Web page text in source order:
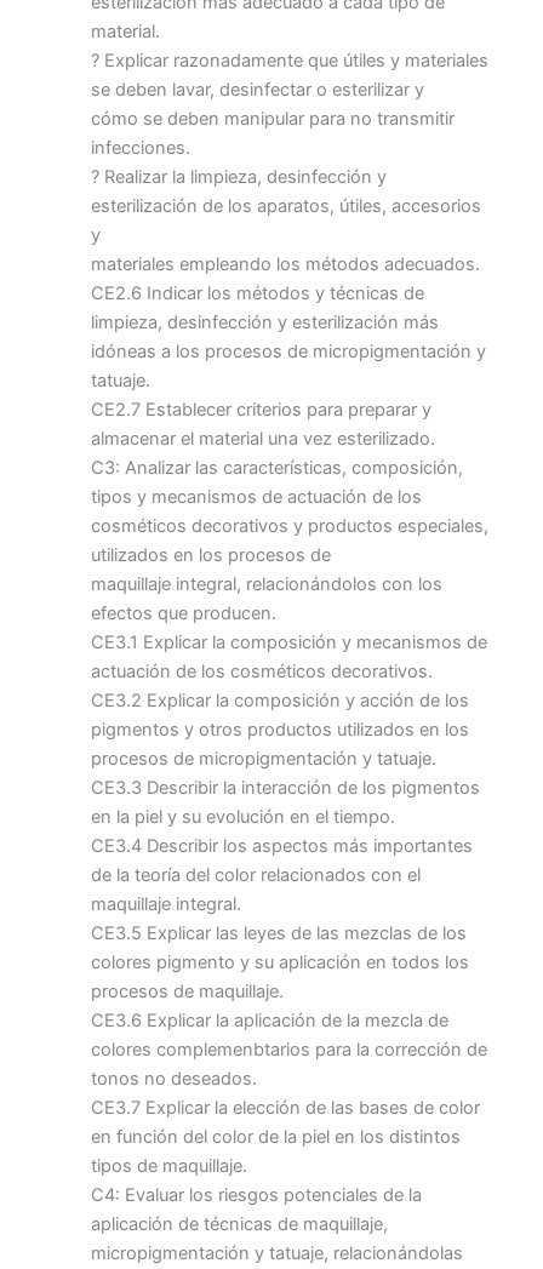
material.
? Explicar razonadamente que útiles y materiales
se deben lavar, desinfectar o esterilizar y
cómo se deben manipular para no transmitir
infecciones.
? Realizar la limpieza, desinfección y
esterilización de los aparatos, útiles, accesorios
y
materiales empleando los métodos adecuados.
CE2.6 Indicar los métodos y técnicas de
limpieza, desinfección y esterilización más
idóneas a los procesos de micropigmentación y
tatuaje.
CE2.7 Establecer criterios para preparar y
almacenar el material una vez esterilizado.
C3: Analizar las características, composición,
tipos y mecanismos de actuación de los
cosméticos decorativos y productos especiales,
utilizados en los procesos de
maquillaje integral, relacionándolos con los
efectos que producen.
CE3.1 Explicar la composición y mecanismos de
actuación de los cosméticos decorativos.
CE3.2 Explicar la composición y acción de los
pigmentos y otros productos utilizados en los
procesos de micropigmentación y tatuaje.
CE3.3 Describir la interacción de los pigmentos
en la piel y su evolución en el tiempo.
CE3.4 Describir los aspectos más importantes
de la teoría del color relacionados con el
maquillaje integral.
CE3.5 Explicar las leyes de las mezclas de los
colores pigmento y su aplicación en todos los
procesos de maquillaje.
CE3.6 Explicar la aplicación de la mezcla de
colores complemenbtarios para la corrección de
tonos no deseados.
CE3.7 Explicar la elección de las bases de color
en función del color de la piel en los distintos
tipos de maquillaje.
C4: Evaluar los riesgos potenciales de la
aplicación de técnicas de maquillaje,
micropigmentación y tatuaje, relacionándolas